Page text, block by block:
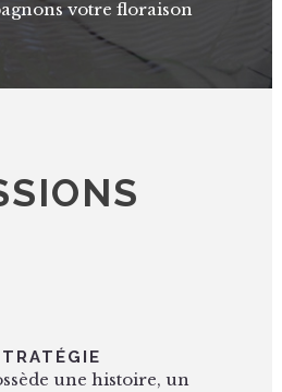
votre floraison
une histoire, un